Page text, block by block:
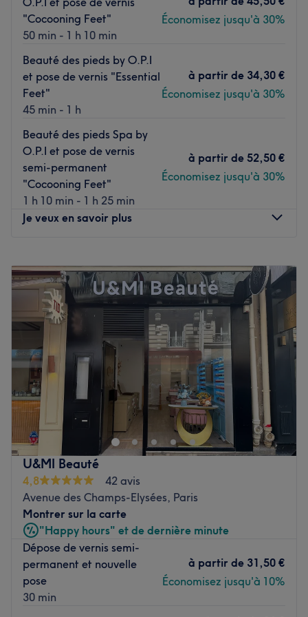
L’équipe
C'est une équipe aux petits soins qui vous accueille
expertes de la beauté qui prennent le temps de vous
recevoir, de vous écouter et de vous proposer le soin qu'il
vous faut.
L’atmosphère : Poussez les portes et découvrez un lieu
accueillant et très cosy ! Ici, la décoration est soignée et
l'atmosphère qui règne est très apaisante.
Les spécialités de l’établissement : l'onglerie, extensions
de cils, soins amincissants et les massages.
Les marques et produits utilisés : LPG, Décleor, Thalac,
"Cocooning Feet"
50 min - 1 h 10 min
Économisez jusqu'à 30%
Beauté des pieds by O.P.I
et pose de vernis "Essential
Feet"
45 min - 1 h
à partir de 34,30 €
Économisez jusqu'à 30%
Beauté des pieds Spa by
O.P.I et pose de vernis
semi-permanent
"Cocooning Feet"
1 h 10 min - 1 h 25 min
à partir de 52,50 €
Économisez jusqu'à 30%
Je veux en savoir plus
Mardi
09:30–19:30
Mercredi
09:30–
19:30
Jeudi
09:30 – 19:30
Vendredi
09:30
19:30
Samedi
09:30
19:15
Dimanche
09:00 16:45
BCBG est un centre de bien-être et d'esthétique situé
dans le 15ème arrondissement de Paris dans le quartier
de Cambronne, à deux pas du métro éponyme.
Ce centre de remise en forme offre un cadre moderne et
un décor empreint d’élégance. L'équipe de professionnels
du centre BCBG vous accueille avec le sourire dans une
ambiance conviviale et chaleureuse et vous suit tout au
long de vos soins pour optimiser leurs résultats.
BCBG vous donne accès à des machines innovantes de
dernière génération parmi lesquelles les solariums
Ergoline, des cabines individuelles de Waterbike
équipées d'écrans et de jets hydromassants ou encore le
U&MI Beauté
4,8
42 avis
Avenue des Champs-Elysées, Paris
Montrer sur la carte
"Happy hours" et de dernière minute
Dépose de vernis semi-
permanent et nouvelle
pose
30 min
à partir de 31,50 €
Économisez jusqu'à 10%